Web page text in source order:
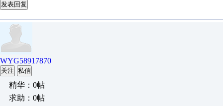
发表回复
WYG58917870
关注 私信
精华：0帖
求助：0帖